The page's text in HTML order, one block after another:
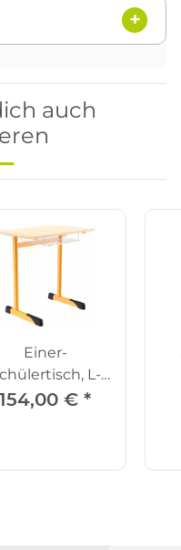
auch
Einer-
L-
Fuß
154,00 € *